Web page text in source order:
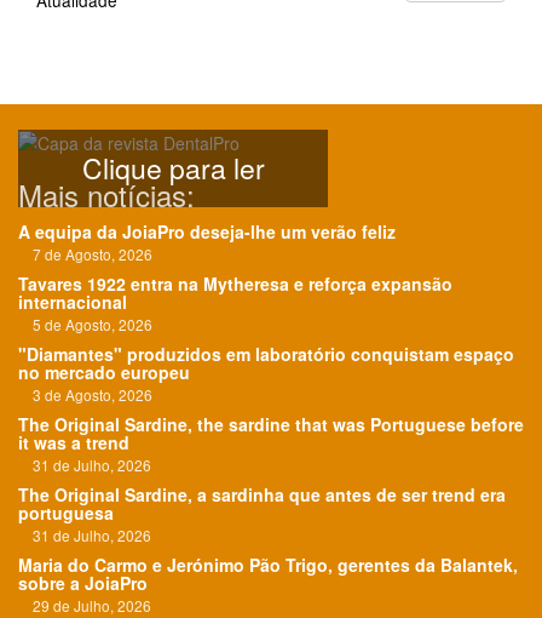
Clique para ler
Mais notícias:
A equipa da JoiaPro deseja-lhe um verão feliz
7 de Agosto, 2026
Tavares 1922 entra na Mytheresa e reforça expansão
internacional
5 de Agosto, 2026
"Diamantes" produzidos em laboratório conquistam espaço
no mercado europeu
3 de Agosto, 2026
The Original Sardine, the sardine that was Portuguese before
it was a trend
31 de Julho, 2026
The Original Sardine, a sardinha que antes de ser trend era
portuguesa
31 de Julho, 2026
Maria do Carmo e Jerónimo Pão Trigo, gerentes da Balantek,
sobre a JoiaPro
29 de Julho, 2026